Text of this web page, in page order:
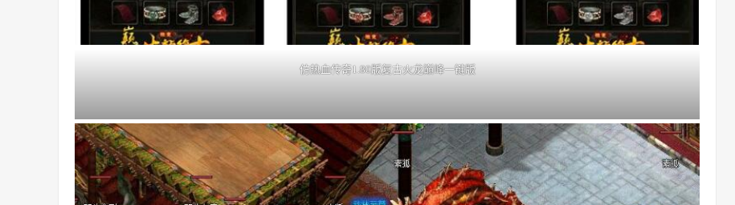
仿热血传奇1.80版复古火龙巅峰一键版